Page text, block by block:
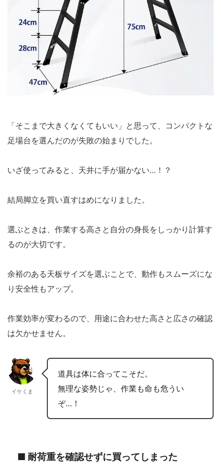
「そこまで大きくなくてもいい」と思って、コンパクトな
足場台を選んだのが失敗の始まりでした。
いざ使ってみると、天井に手が届かない…！？
結局脚立を買い直すはめになりました。
選ぶときは、作業する高さと自分の身長をしっかり計算す
るのが大切です。
余裕のある天板サイズを選ぶことで、動作もスムーズにな
り安全性もアップ。
作業効率が変わるので、用途に合わせた高さと広さの確認
は欠かせません。
イケくま
道具は体に合ってこそだ。
無理な姿勢じゃ、作業も命も危うい
ぞ…！
■ 耐荷重を確認せずに買ってしまった